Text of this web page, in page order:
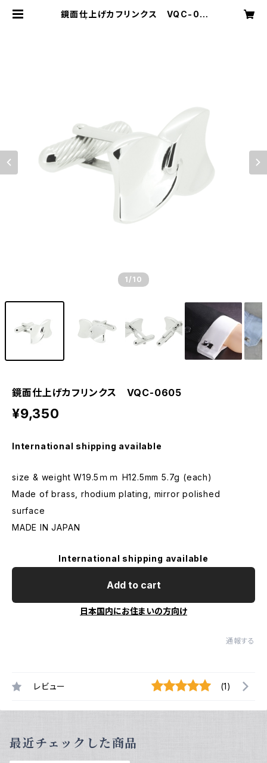
鏡面仕上げカフリンクス VQC-06
1 /10
鏡面仕上げカフリンクス VQC-0605
¥9,350
International shipping available
size & weight W19.5ｍｍ H12.5mm 5.7g (each)
Made of brass, rhodium plating, mirror polished
surface
MADE IN JAPAN
International shipping available
Add to cart
日本国内にお住まいの方向け
通報する
レビュー (1)
最近チェックした商品